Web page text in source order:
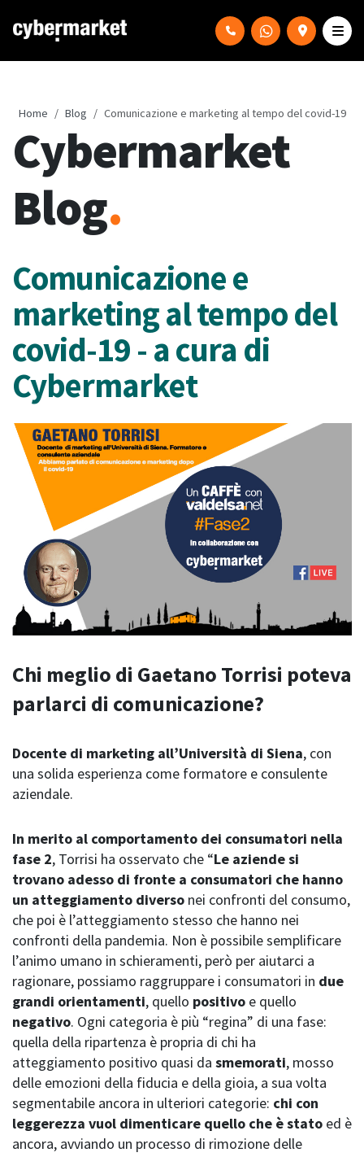
Home Blog Comunicazione e marketing al tempo del covid-19
Cybermarket
Blog.
Comunicazione e
marketing al tempo del
covid-19 - a cura di
Cybermarket
Chi meglio di Gaetano Torrisi poteva
parlarci di comunicazione?
Docente di marketing all’Università di Siena, con
una solida esperienza come formatore e consulente
aziendale.
In merito al comportamento dei consumatori nella
fase 2, Torrisi ha osservato che “Le aziende si
trovano adesso di fronte a consumatori che hanno
un atteggiamento diverso nei confronti del consumo,
che poi è l’atteggiamento stesso che hanno nei
confronti della pandemia. Non è possibile semplificare
l’animo umano in schieramenti, però per aiutarci a
ragionare, possiamo raggruppare i consumatori in due
grandi orientamenti, quello positivo e quello
negativo. Ogni categoria è più “regina” di una fase:
quella della ripartenza è propria di chi ha
atteggiamento positivo quasi da smemorati, mosso
delle emozioni della fiducia e della gioia, a sua volta
segmentabile ancora in ulteriori categorie: chi con
leggerezza vuol dimenticare quello che è stato ed è
ancora, avviando un processo di rimozione delle